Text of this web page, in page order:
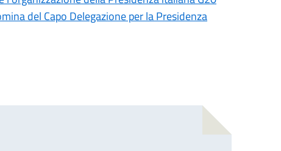
del Capo Delegazione per la Presidenza